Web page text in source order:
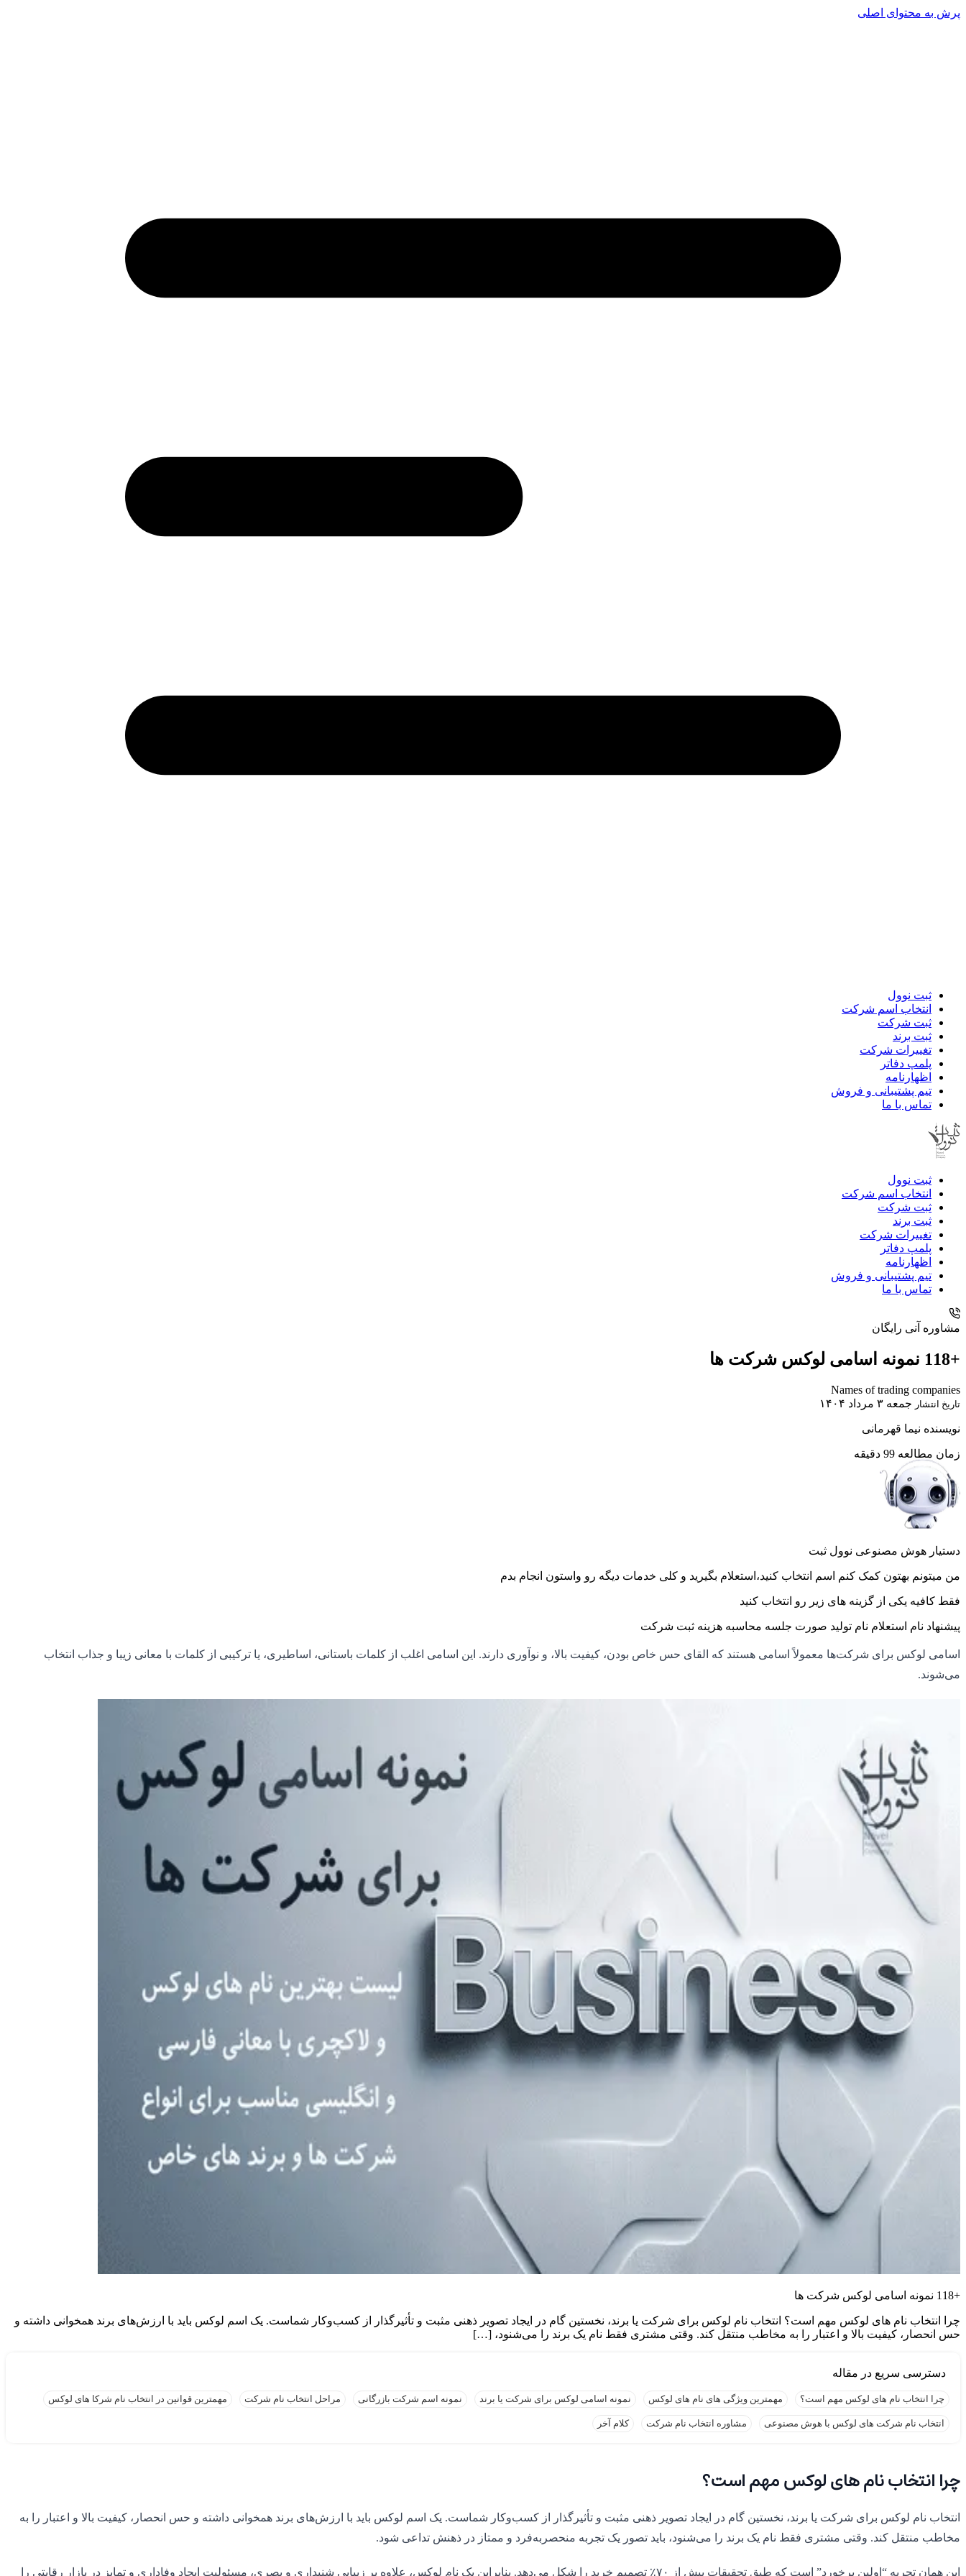
پرش به محتوای اصلی
ثبت نوول
انتخاب اسم شرکت
ثبت شرکت
ثبت برند
تغییرات شرکت
پلمپ دفاتر
اظهارنامه
تیم پشتیبانی و فروش
تماس با ما
ثبت نوول
انتخاب اسم شرکت
ثبت شرکت
ثبت برند
تغییرات شرکت
پلمپ دفاتر
اظهارنامه
تیم پشتیبانی و فروش
تماس با ما
مشاوره آنی رایگان
+118 نمونه اسامی لوکس شرکت ها
Names of trading companies
تاریخ انتشار جمعه ۳ مرداد ۱۴۰۴
نویسنده نیما قهرمانی
زمان مطالعه 99 دقیقه
دستیار هوش مصنوعی نوول ثبت
من میتونم بهتون کمک کنم اسم انتخاب کنید،استعلام بگیرید و کلی خدمات دیگه رو واستون انجام بدم
فقط کافیه یکی از گزینه های زیر رو انتخاب کنید
پیشنهاد نام استعلام نام تولید صورت جلسه محاسبه هزینه ثبت شرکت
اسامی لوکس برای شرکت‌ها معمولاً اسامی هستند که القای حس خاص بودن، کیفیت بالا، و نوآوری دارند. این اسامی اغلب از کلمات باستانی، اساطیری، یا ترکیبی از کلمات با معانی زیبا و جذاب انتخاب
می‌شوند.
+118 نمونه اسامی لوکس شرکت ها
چرا انتخاب نام های لوکس مهم است؟ انتخاب نام لوکس برای شرکت یا برند، نخستین گام در ایجاد تصویر ذهنی مثبت و تأثیرگذار از کسب‌وکار شماست. یک اسم لوکس باید با ارزش‌های برند همخوانی داشته و
حس انحصار، کیفیت بالا و اعتبار را به مخاطب منتقل کند. وقتی مشتری فقط نام یک برند را می‌شنود، […]
چرا انتخاب نام های لوکس مهم است؟ مهمترین ویژگی های نام های لوکس نمونه اسامی لوکس برای شرکت یا برند نمونه اسم شرکت بازرگانی مراحل انتخاب نام شرکت مهمترین قوانین در انتخاب نام شرکا های لوکس
انتخاب نام شرکت های لوکس با هوش مصنوعی مشاوره انتخاب نام شرکت کلام آخر
چرا انتخاب نام های لوکس مهم است؟
انتخاب نام لوکس برای شرکت یا برند، نخستین گام در ایجاد تصویر ذهنی مثبت و تأثیرگذار از کسب‌وکار شماست. یک اسم لوکس باید با ارزش‌های برند همخوانی داشته و حس انحصار، کیفیت بالا و اعتبار را به
مخاطب منتقل کند. وقتی مشتری فقط نام یک برند را می‌شنود، باید تصور یک تجربه منحصربه‌فرد و ممتاز در ذهنش تداعی شود.
این همان تجربه “اولین برخورد” است که طبق تحقیقات بیش از ۷۰٪ تصمیم خرید را شکل می‌دهد. بنابراین یک نام لوکس، علاوه بر زیبایی شنیداری و بصری، مسئولیت ایجاد وفاداری و تمایز در بازار رقابتی را